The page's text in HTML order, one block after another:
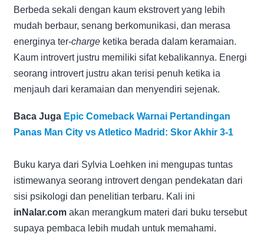
Berbeda sekali dengan kaum ekstrovert yang lebih
mudah berbaur, senang berkomunikasi, dan merasa
energinya ter-charge ketika berada dalam keramaian.
Kaum introvert justru memiliki sifat kebalikannya. Energi
seorang introvert justru akan terisi penuh ketika ia
menjauh dari keramaian dan menyendiri sejenak.
Baca Juga Epic Comeback Warnai Pertandingan
Panas Man City vs Atletico Madrid: Skor Akhir 3-1
Buku karya dari Sylvia Loehken ini mengupas tuntas
istimewanya seorang introvert dengan pendekatan dari
sisi psikologi dan penelitian terbaru. Kali ini
inNalar.com akan merangkum materi dari buku tersebut
supaya pembaca lebih mudah untuk memahami.